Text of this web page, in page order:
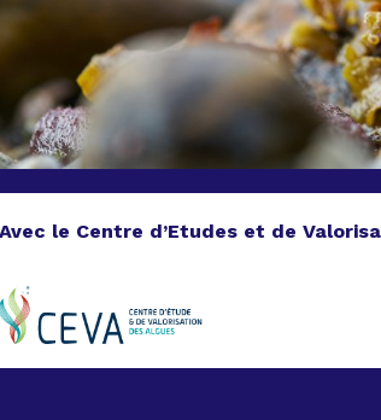
Avec le Centre d’Etudes et de